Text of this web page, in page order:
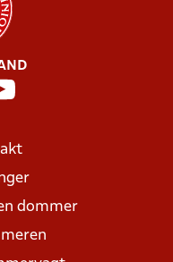
dommer